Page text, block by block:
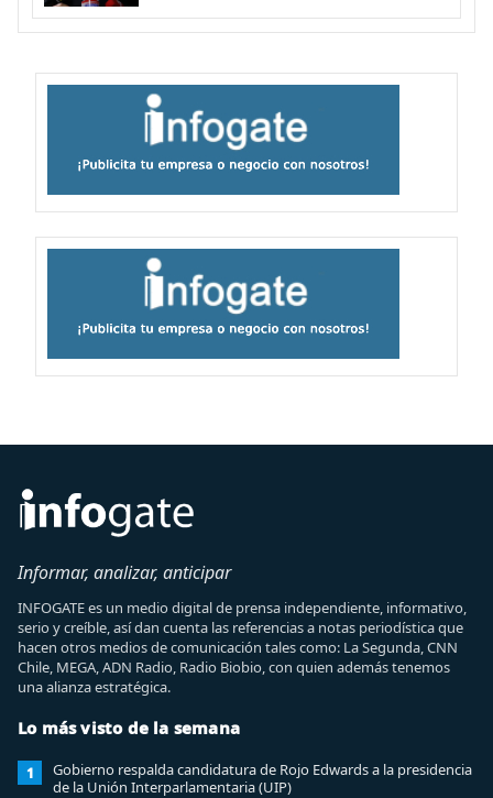
Informar, analizar, anticipar
INFOGATE es un medio digital de prensa independiente, informativo,
serio y creíble, así dan cuenta las referencias a notas periodística que
hacen otros medios de comunicación tales como: La Segunda, CNN
Chile, MEGA, ADN Radio, Radio Biobio, con quien además tenemos
una alianza estratégica.
Lo más visto de la semana
1
Gobierno respalda candidatura de Rojo Edwards a la presidencia
de la Unión Interparlamentaria (UIP)